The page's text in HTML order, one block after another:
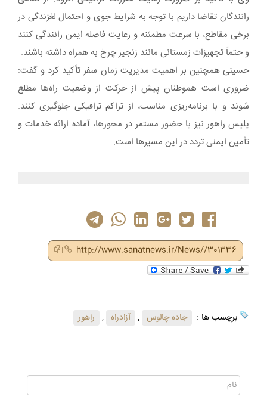
رانندگان تقاضا داریم با توجه به شرایط جوی و احتمال لغزندگی در
برخی مقاطع، با سرعت مطمئنه و رعایت فاصله ایمن رانندگی کنند
و حتماً تجهیزات زمستانی مانند زنجیر چرخ به همراه داشته باشند.
حسینی همچنین بر اهمیت مدیریت زمان سفر تأکید کرد و گفت:
ضروری است هموطنان پیش از حرکت از وضعیت راه‌ها مطلع
شوند و با برنامه‌ریزی مناسب، از تراکم ترافیکی جلوگیری کنند.
پلیس راهور نیز با حضور مستمر در محورها، آماده ارائه خدمات و
تأمین ایمنی تردد در این مسیرها است.
http://www.sanatnews.ir/News//301336
برچسب ها : جاده چالوس , آزادراه , راهور